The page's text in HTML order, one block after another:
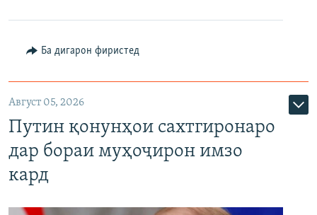
Ба дигарон фиристед
Август 05, 2026
Путин қонунҳои сахтгиронаро
дар бораи муҳоҷирон имзо
кард